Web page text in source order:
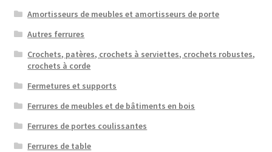
Amortisseurs de meubles et amortisseurs de porte
Autres ferrures
Crochets, patères, crochets à serviettes, crochets robustes,
crochets à corde
Fermetures et supports
Ferrures de meubles et de bâtiments en bois
Ferrures de portes coulissantes
Ferrures de table